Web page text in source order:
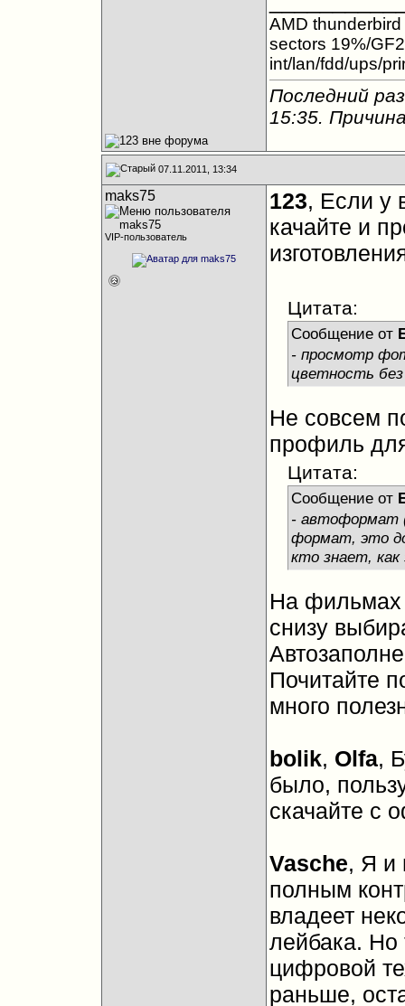
AMD
sectors 19%/
int/lan/fdd/ups/
Последний
15:35.
07.11.2011, 13:34
maks75
VIP-пользователь
123, Если у
качайте и
Цитата:
Сообщение от
- просмотр
цветность без
Не совсем
профиль
Цитата:
Сообщение от
- автоформат
формат, это
кто знает,
На фильмах
снизу
Почитайте
много
bolik, Olfa,
было,
скачайте с
Vasche, Я и
полным
владеет
лейбака. Но
цифровой
раньше,